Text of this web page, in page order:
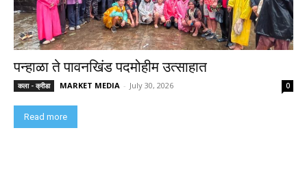
पन्हाळा ते पावनखिंड पदमोहीम उत्साहात
कला - क्रीडा MARKET MEDIA - July 30, 2026 0
Read more